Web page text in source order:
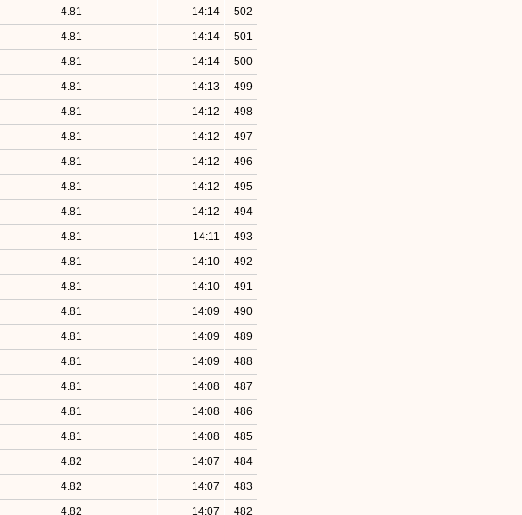
502
14:14
4.81
501
14:14
4.81
500
14:14
4.81
499
14:13
4.81
498
14:12
4.81
497
14:12
4.81
496
14:12
4.81
495
14:12
4.81
494
14:12
4.81
493
14:11
4.81
492
14:10
4.81
491
14:10
4.81
490
14:09
4.81
489
14:09
4.81
488
14:09
4.81
487
14:08
4.81
486
14:08
4.81
485
14:08
4.81
484
14:07
4.82
483
14:07
4.82
482
14:07
4.82